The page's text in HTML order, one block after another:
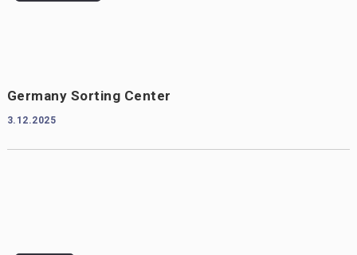
Germany Sorting Center
3.12.2025